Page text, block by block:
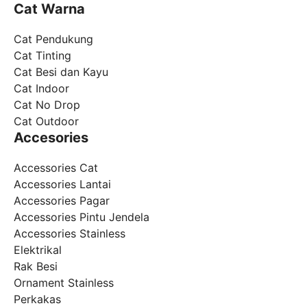
Cat Warna
Cat Pendukung
Cat Tinting
Cat Besi dan Kayu
Cat Indoor
Cat No Drop
Cat Outdoor
Accesories
Accessories Cat
Accessories Lantai
Accessories Pagar
Accessories Pintu Jendela
Accessories Stainless
Elektrikal
Rak Besi
Ornament Stainless
Perkakas